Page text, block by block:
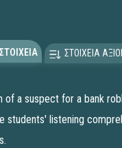
ΣΤΟΙΧΕΙΑ
of a suspect for a bank
students' listening